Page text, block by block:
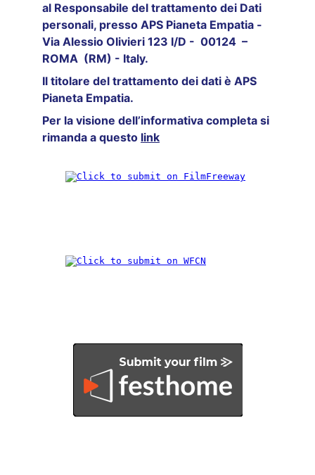
al Responsabile del trattamento dei Dati
personali, presso APS Pianeta Empatia -
Via Alessio Olivieri 123 I/D -  00124  –
ROMA  (RM) - Italy.
Il titolare del trattamento dei dati è APS
Pianeta Empatia.
Per la visione dell’informativa completa si
rimanda a questo link